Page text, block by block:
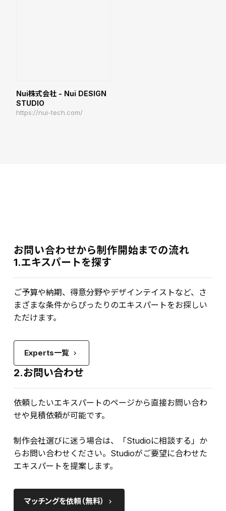
Nui株式会社 - Nui DESIGN
STUDIO
https://nui-tech.com/
お問い合わせから制作開始までの流れ
1.エキスパートを探す
ご予算や納期、得意分野やデザインテイストなど、さ
まざまな条件からぴったりのエキスパートをお探しい
ただけます。
Experts一覧 keyboard_arrow_right
2.お問い合わせ
依頼したいエキスパートのページから直接お問い合わ
せや見積依頼が可能です。
制作会社選びに迷う場合は、「Studioに相談する」か
らお問い合わせください。Studioがご要望に合わせた
エキスパートを提案します。
マッチングを依頼（無料） keyboard_arrow_right